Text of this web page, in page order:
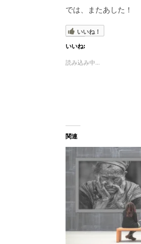
では、またあした！
いいね！
いいね:
読み込み中...
関連